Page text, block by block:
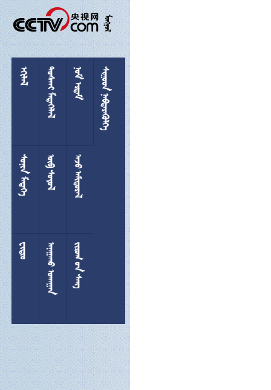

 

 
 
 
 
 
  
 